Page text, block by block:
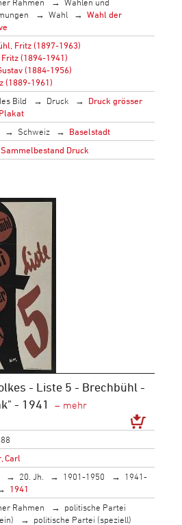
Wahl
Wahl der
Fritz (1897-1963)
Fritz (1894-1941)
(1884-1956)
(1889-1961)
Bild Druck
Druck grösser
Schweiz
Baselstadt
Sammelbestand Druck
- Liste 5 - Brechbühl -
- 1941
Carl
20. Jh. 1901-1950
1941-
1941
Rahmen
politische Partei
politische Partei (speziell)